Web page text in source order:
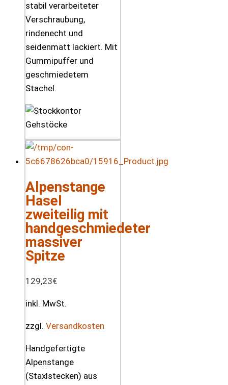
stabil verarbeiteter
Verschraubung,
rindenecht und
seidenmatt lackiert. Mit
Gummipuffer und
geschmiedetem
Stachel.
Alpenstange
Hasel
zweiteilig mit
handgeschmiedeter
massiver
Spitze
129,23€
inkl. MwSt.
zzgl. Versandkosten
Handgefertigte
Alpenstange
(Staxlstecken) aus